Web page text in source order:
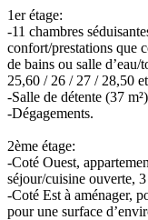
1er étage:
-11 chambres
confort/prestations que
de bains ou salle
25,60 / 26 / 27 / 28,50
-Salle de détente (37
-Dégagements.
2ème étage:
-Coté Ouest,
séjour/cuisine ouverte,
-Coté Est à aménager,
pour une surface